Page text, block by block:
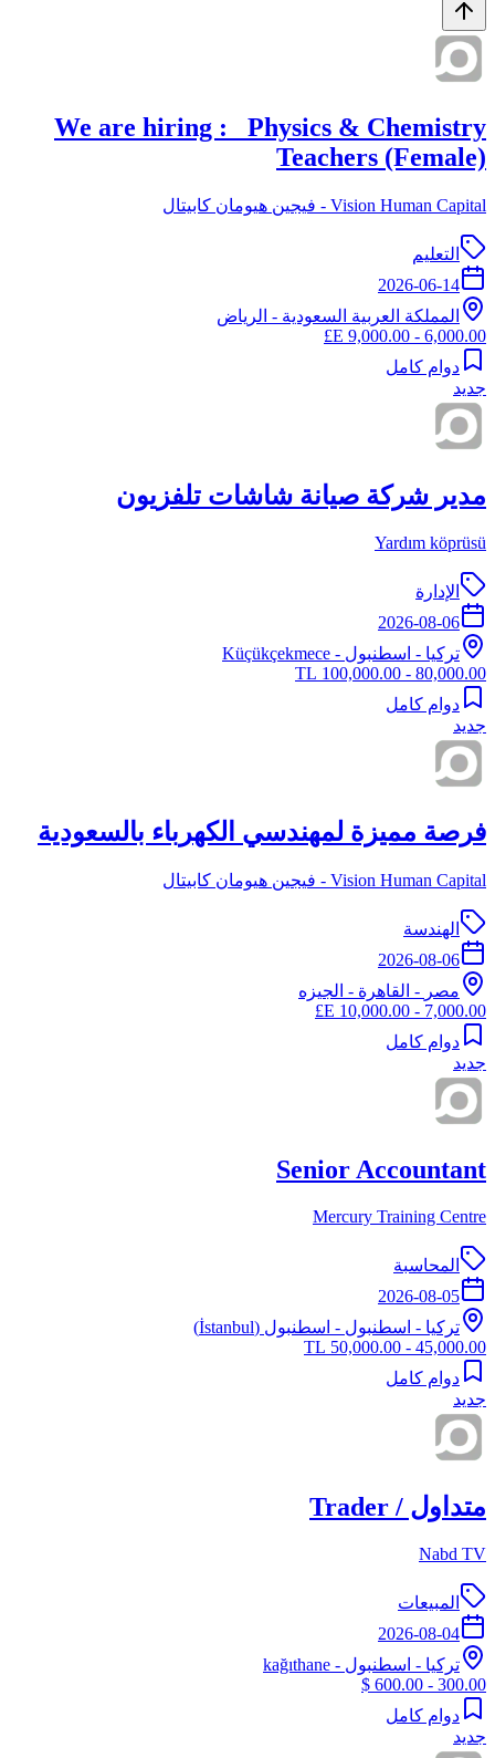
We are hiring : Physics & Chemistry
Teachers (Female)
Vision Human Capital - فيجين هيومان كابيتال
التعليم
2026-06-14
المملكة العربية السعودية - الرياض
6,000.00 - 9,000.00 E£
دوام كامل
جديد
مدير شركة صيانة شاشات تلفزيون
Yardım köprüsü
الإدارة
2026-08-06
تركيا - اسطنبول - Küçükçekmece
80,000.00 - 100,000.00 TL
دوام كامل
جديد
فرصة مميزة لمهندسي الكهرباء بالسعودية
Vision Human Capital - فيجين هيومان كابيتال
الهندسة
2026-08-06
مصر - القاهرة - الجيزه
7,000.00 - 10,000.00 E£
دوام كامل
جديد
Senior Accountant
Mercury Training Centre
المحاسبة
2026-08-05
تركيا - اسطنبول - اسطنبول (İstanbul)
45,000.00 - 50,000.00 TL
دوام كامل
جديد
متداول / Trader
Nabd TV
المبيعات
2026-08-04
تركيا - اسطنبول - kağıthane
300.00 - 600.00 $
دوام كامل
جديد